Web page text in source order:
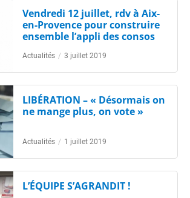
Vendredi 12 juillet, rdv à Aix-
en-Provence pour construire
ensemble l’appli des consos
Actualités / 3 juillet 2019
LIBÉRATION – « Désormais on
ne mange plus, on vote »
Actualités / 1 juillet 2019
L’ÉQUIPE S’AGRANDIT !